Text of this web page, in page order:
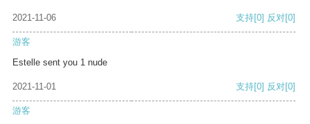
2021-11-06 支持[0] 反对[0]
游客
Estelle sent you 1 nude
2021-11-01 支持[0] 反对[0]
游客